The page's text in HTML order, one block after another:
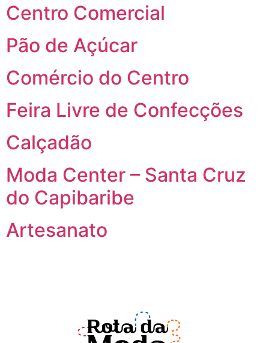
Centro Comercial
Pão de Açúcar
Comércio do Centro
Feira Livre de Confecções
Calçadão
Moda Center – Santa Cruz
do Capibaribe
Artesanato